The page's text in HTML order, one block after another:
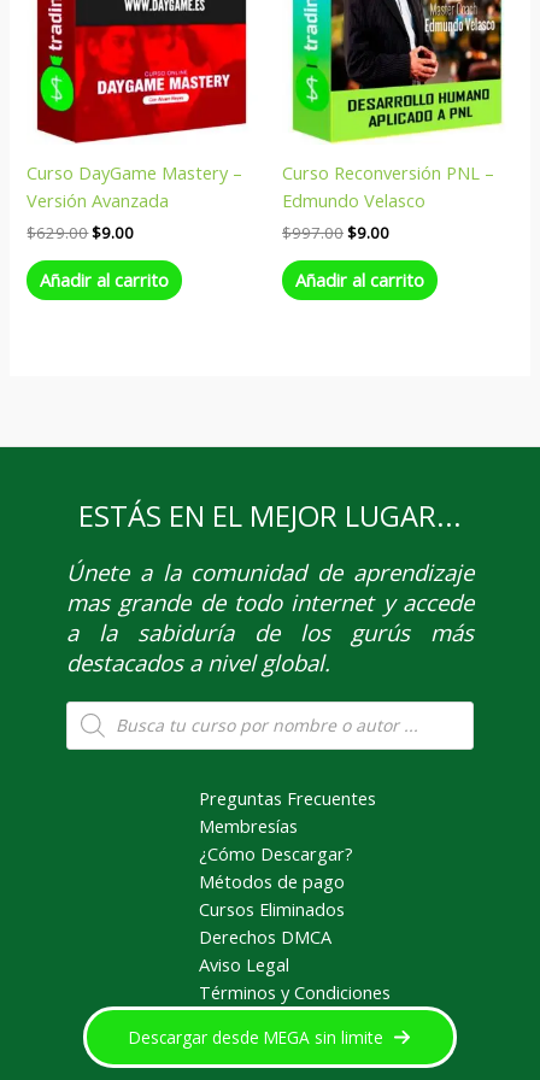
Curso DayGame Mastery –
Versión Avanzada
$629.00$9.00
Añadir al carrito
Curso Reconversión PNL –
Edmundo Velasco
$997.00$9.00
Añadir al carrito
ESTÁS EN EL MEJOR LUGAR...
Únetea la comunidad de aprendizaje
mas grande de todo internet y accede
a la sabiduría de los gurús más
destacados a nivel global.
Búsqueda
de
productos
Preguntas Frecuentes
Membresías
¿Cómo Descargar?
Métodos de pago
Cursos Eliminados
Derechos DMCA
Aviso Legal
Términos y Condiciones
Descargar desde MEGA sin limite